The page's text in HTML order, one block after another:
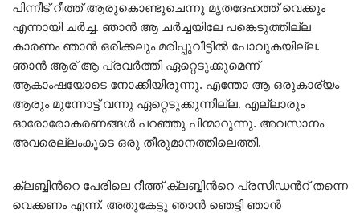
പിന്നീട് റീത്ത് ആരുകൊണ്ടുചെന്നു മൃതദേഹത്ത് വെക്കും
എന്നായി ചര്‍ച്ച. ഞാന്‍ ആ ചര്‍ച്ചയിലേ പങ്കെടുത്തില്ല
കാരണം ഞാന്‍ ഒരിക്കലും മരിപ്പുവീട്ടില്‍ പോവുകയില്ല.
ഞാന്‍ ആര് ആ പ്രവര്‍ത്തി ഏറ്റെടുക്കുമെന്ന്
ആകാംഷയോടെ നോക്കിയിരുന്നു. എന്തോ ആ ഒരുകാര്യം
ആരും മുന്നോട്ട് വന്നു ഏറ്റെടുക്കുന്നില്ല. എല്ലാരും
ഓരോരോകരണങ്ങള്‍ പറഞ്ഞു പിന്മാറുന്നു. അവസാനം
അവരെല്ലംകൂടെ ഒരു തീരുമാനത്തിലെത്തി.
ക്ലബ്ബിന്‍റെ പേരിലെ റീത്ത് ക്ലബ്ബിന്‍റെ പ്രസിഡന്‍റ് തന്നെ
വെക്കണം എന്ന്. അതുകേട്ടു ഞാന്‍ ഞെട്ടി ഞാന്‍